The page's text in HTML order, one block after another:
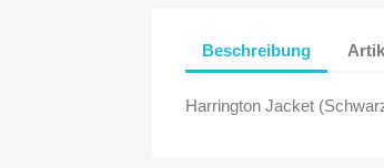
Beschreibung
Harrington Jacket